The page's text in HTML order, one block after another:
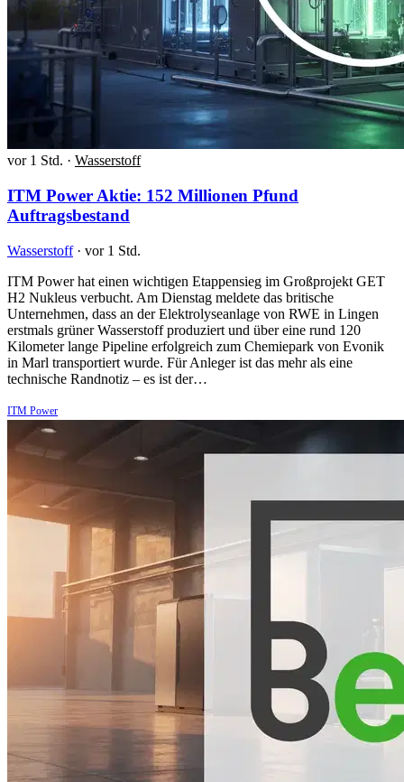
vor 1 Std. · Wasserstoff
ITM Power Aktie: 152 Millionen Pfund
Auftragsbestand
Wasserstoff · vor 1 Std.
ITM Power hat einen wichtigen Etappensieg im Großprojekt GET
H2 Nukleus verbucht. Am Dienstag meldete das britische
Unternehmen, dass an der Elektrolyseanlage von RWE in Lingen
erstmals grüner Wasserstoff produziert und über eine rund 120
Kilometer lange Pipeline erfolgreich zum Chemiepark von Evonik
in Marl transportiert wurde. Für Anleger ist das mehr als eine
technische Randnotiz – es ist der…
ITM Power